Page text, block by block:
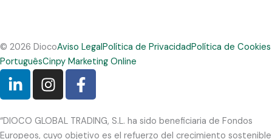
© 2026 DiocoAviso LegalPolítica de PrivacidadPolítica de Cookies
PortuguêsCinpy Marketing Online
L
i
k
I
n
t
F
a
e
“DIOCO GLOBAL TRADING, S.L. ha sido beneficiaria de Fondos
Europeos, cuyo objetivo es el refuerzo del crecimiento sostenible